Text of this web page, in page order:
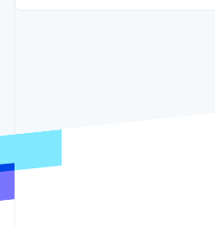
ดูสิ่งที่กำลังจะมาถึง
Climate